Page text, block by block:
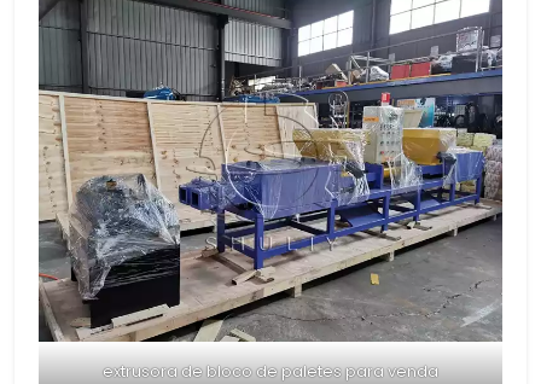
extrusora de bloco de paletes para venda